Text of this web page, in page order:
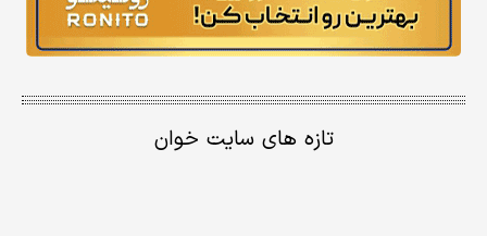
تازه های سایت خوان